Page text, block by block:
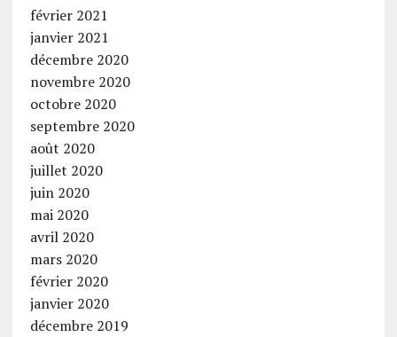
février 2021
janvier 2021
décembre 2020
novembre 2020
octobre 2020
septembre 2020
août 2020
juillet 2020
juin 2020
mai 2020
avril 2020
mars 2020
février 2020
janvier 2020
décembre 2019